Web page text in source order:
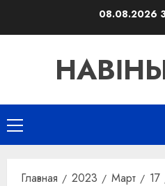
08.08.2026
Основное
меню
Главная 2023 Март
17